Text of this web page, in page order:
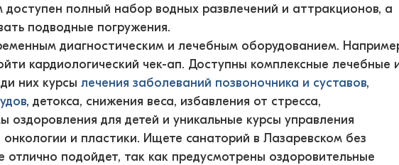
доступен полный набор водных развлечений и аттракционов, а
подводные погружения.
диагностическим и лечебным оборудованием.
кардиологический чек-ап. Доступны комплексные лечебные
них курсы лечения заболеваний позвоночника и суставов,
, детокса, снижения веса, избавления от стресса,
оздоровления для детей и уникальные курсы управления
и пластики. Ищете санаторий в Лазаревском без
подойдет, так как предусмотрены оздоровительные